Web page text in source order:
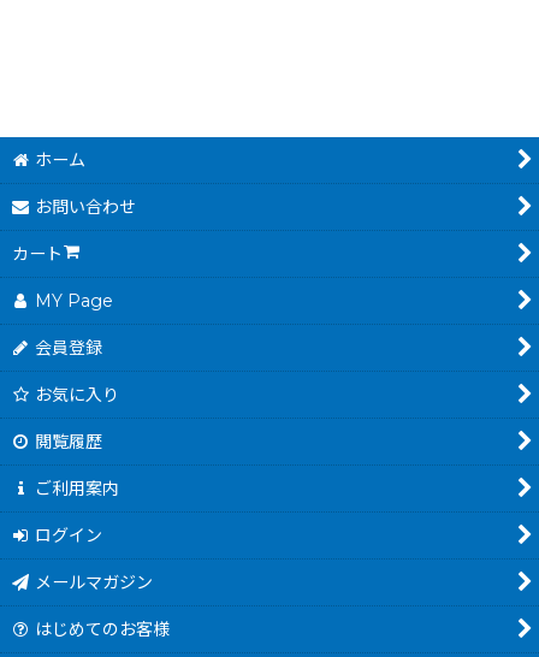
ホーム
お問い合わせ
カート
MY Page
会員登録
お気に入り
閲覧履歴
ご利用案内
ログイン
メールマガジン
はじめてのお客様